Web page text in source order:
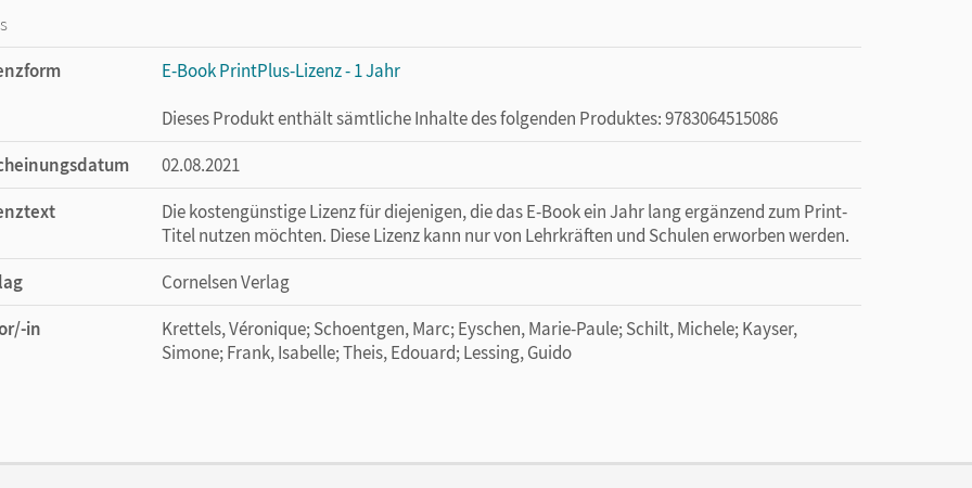
E-Book PrintPlus-Lizenz - 1 Jahr
Dieses Produkt enthält sämtliche Inhalte des folgenden Produktes: 9783064515086
02.08.2021
Die kostengünstige Lizenz für diejenigen, die das E-Book ein Jahr lang ergänzend zum Print-
Titel nutzen möchten. Diese Lizenz kann nur von Lehrkräften und Schulen erworben werden.
Cornelsen Verlag
in
Krettels, Véronique; Schoentgen, Marc; Eyschen, Marie-Paule; Schilt, Michele; Kayser,
Simone; Frank, Isabelle; Theis, Edouard; Lessing, Guido